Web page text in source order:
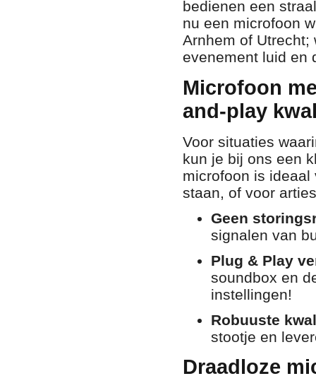
bedienen een
nu een microfoon
Arnhem of Utrecht;
evenement luid en
Microfoon
and-play
Voor situaties
kun je bij ons een
microfoon is
staan, of voor
Geen
signalen van
Plug & Play
soundbox en
instellingen!
Robuuste
stootje en
Draadloze